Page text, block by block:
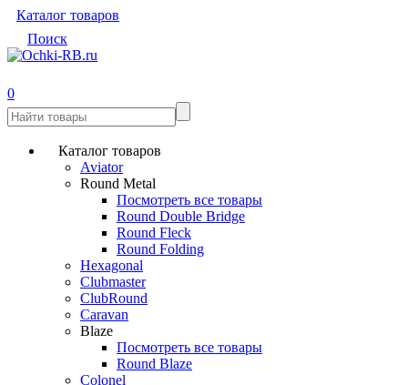
Каталог товаров
Поиск
0
Каталог товаров
Aviator
Round Metal
Посмотреть все товары
Round Double Bridge
Round Fleck
Round Folding
Hexagonal
Clubmaster
ClubRound
Caravan
Blaze
Посмотреть все товары
Round Blaze
Colonel